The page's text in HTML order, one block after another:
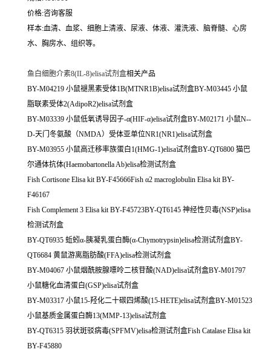
价格:咨询客服
样本:血清、血浆、细胞上清液、尿液、体液、灌洗液、脑脊髓、心房
水、胸房水、组织等。
鱼白细胞介素8(IL-8)elisa试剂盒相关产品
BY-M04219 小鼠褪黑素受体1B(MTNR1B)elisa试剂盒BY-M03445 小鼠
脂联素受体2(AdipoR2)elisa试剂盒
BY-M03339 小鼠低氧诱导因子-α(HIF-α)elisa试剂盒BY-M02171 小鼠N--
D-天门冬氨酸（NMDA）受体亚单位NR1(NR1)elisa试剂盒
BY-M03955 小鼠高迁移率族蛋白1(HMG-1)elisa试剂盒BY-QT6800 猫巴
尔通体抗体(Haemobartonella Ab)elisa检测试剂盒
Fish Cortisone Elisa kit BY-F45666Fish α2 macroglobulin Elisa kit BY-
F46167
Fish Complement 3 Elisa kit BY-F45723BY-QT6145 神经性贝毒(NSP)elisa
检测试剂盒
BY-QT6935 蚯蚓α-胰凝乳蛋白酶(α-Chymotrypsin)elisa检测试剂盒BY-
QT6684 黄鼠游离脂肪酸(FFA)elisa检测试剂盒
BY-M04067 小鼠烟酰胺腺嘌呤二核苷酸(NAD)elisa试剂盒BY-M01797
小鼠糖化血清蛋白(GSP)elisa试剂盒
BY-M03317 小鼠15-羟化二十碳四烯酸(15-HETE)elisa试剂盒BY-M01523
小鼠基质金属蛋白酶13(MMP-13)elisa试剂盒
BY-QT6315 羽状斑驳病毒(SPFMV)elisa检测试剂盒Fish Catalase Elisa kit
BY-F45880